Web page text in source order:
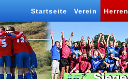
Startseite Verein Herren